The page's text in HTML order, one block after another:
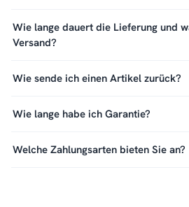
Wie lange dauert die Lieferung und
Versand?
Wie sende ich einen Artikel zurück?
Wie lange habe ich Garantie?
Welche Zahlungsarten bieten Sie an?